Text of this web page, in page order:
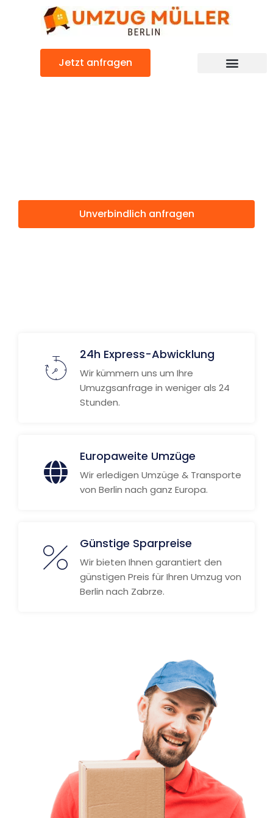
Jetzt anfragen
Unverbindlich anfragen
24h Express-Abwicklung
Wir kümmern uns um Ihre
Umuzgsanfrage in weniger als 24
Stunden.
Europaweite Umzüge
Wir erledigen Umzüge & Transporte
von Berlin nach ganz Europa.
Günstige Sparpreise
Wir bieten Ihnen garantiert den
günstigen Preis für Ihren Umzug von
Berlin nach Zabrze.